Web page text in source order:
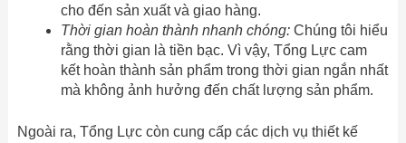
cho đến sản xuất và giao hàng.
Thời gian hoàn thành nhanh chóng:Chúng tôi hiểu
rằng thời gian là tiền bạc. Vì vậy, Tổng Lực cam
kết hoàn thành sản phẩm trong thời gian ngắn nhất
mà không ảnh hưởng đến chất lượng sản phẩm.
Ngoài ra, Tổng Lực còn cung cấp các dịch vụ thiết kế